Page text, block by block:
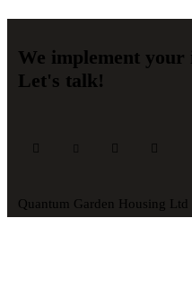
We implement your
Let's talk!
Quantum Garden Housing